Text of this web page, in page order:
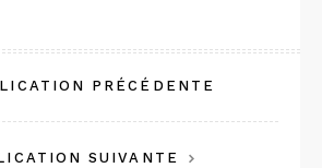
PRÉCÉDENTE
SUIVANTE